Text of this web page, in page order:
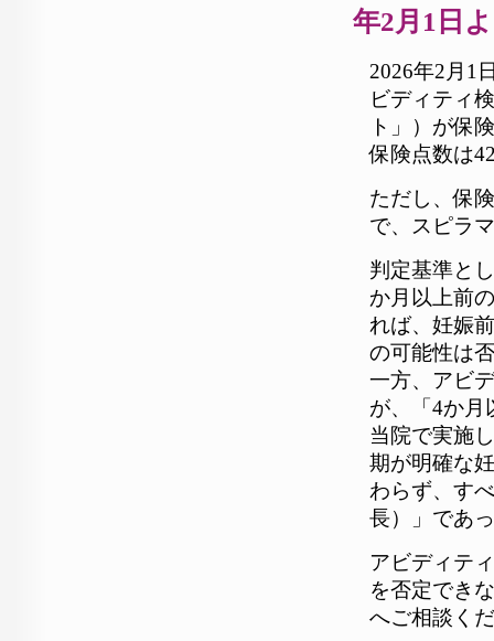
年2月1日
2026年2月1
ビディティ
ト」）が保
保険点数は
ただし、保
で、スピラ
判定基準と
か月以上前
れば、妊娠
の可能性は
一方、アビ
が、「4か月
当院で実施
期が明確な
わらず、す
長）」であ
アビディテ
を否定でき
へご相談く